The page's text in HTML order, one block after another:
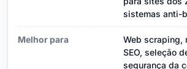
sistemas anti-
Melhor para
Web scraping,
SEO, seleção
segurança da